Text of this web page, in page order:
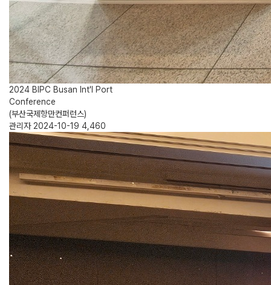
2024 BIPC Busan Int'l Port
Conference
(부산국제항만컨퍼런스)
관리자 2024-10-19 4,460